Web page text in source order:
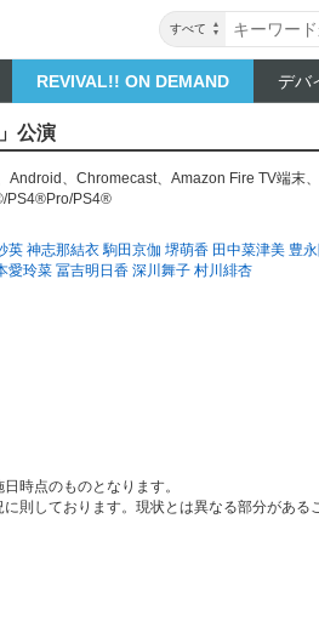
すべて
REVIVAL!! ON DEMAND デバ
公演
Android 、 Chromecast、 Amazon Fire TV端末、
PS4®Pro/PS4®
英 神志那結衣 駒田京伽 堺萌香 田中菜津美 豊
愛玲菜 冨吉明日香 深川舞子 村川緋杏
時点のものとなります。
しております。現状とは異なる部分がある